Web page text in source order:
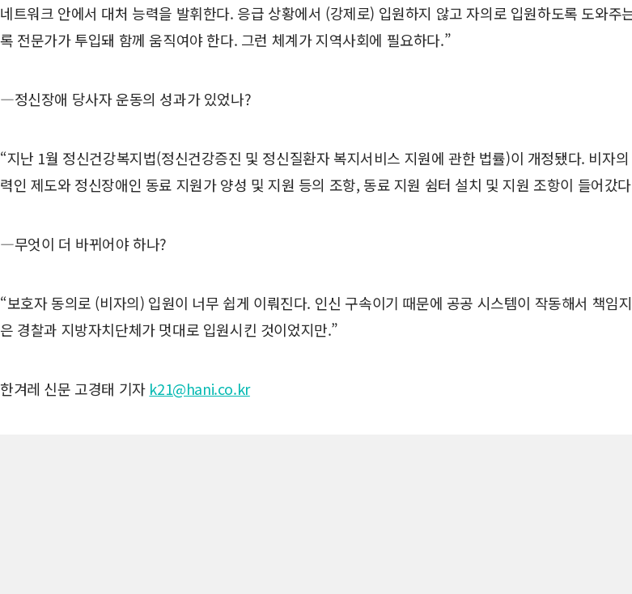
네트워크 안에서 대처 능력을 발휘한다. 응급 상황에서 (강제로) 입원하지 않고 자의로 입원하도록 도와
록 전문가가 투입돼 함께 움직여야 한다. 그런 체계가 지역사회에 필요하다.”
―정신장애 당사자 운동의 성과가 있었나?
“지난 1월 정신건강복지법(정신건강증진 및 정신질환자 복지서비스 지원에 관한 법률)이 개정됐다. 비자
력인 제도와 정신장애인 동료 지원가 양성 및 지원 등의 조항, 동료 지원 쉼터 설치 및 지원 조항이 들어갔
―무엇이 더 바뀌어야 하나?
“보호자 동의로 (비자의) 입원이 너무 쉽게 이뤄진다. 인신 구속이기 때문에 공공 시스템이 작동해서 책
은 경찰과 지방자치단체가 멋대로 입원시킨 것이었지만.”
한겨레 신문 고경태 기자 k21@hani.co.kr